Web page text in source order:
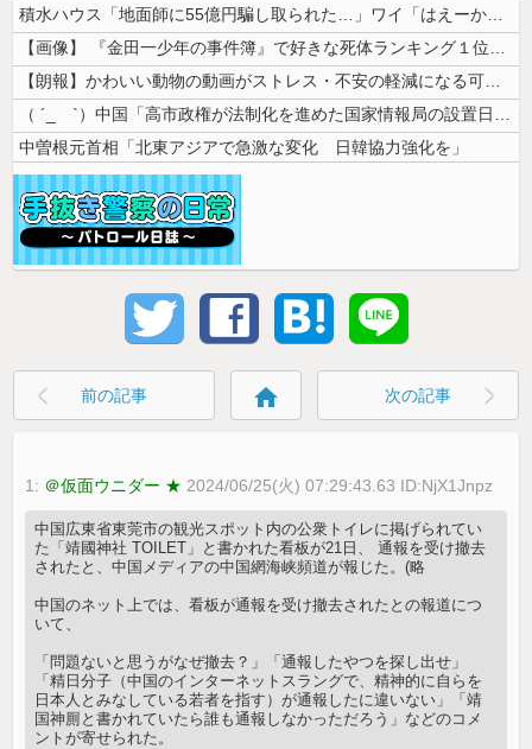
積水ハウス「地面師に55億円騙し取られた…」ワイ「はえーかわいそう…会...
【画像】 『金田一少年の事件簿』で好きな死体ランキング１位がこちら！
【朗報】かわいい動物の動画がストレス・不安の軽減になる可能性。英大学の...
（ ´_ゝ`）中国「高市政権が法制化を進めた国家情報局の設置日が7月3...
中曽根元首相「北東アジアで急激な変化 日韓協力強化を」
前の記事 home 次の記事
1: ＠仮面ウニダー ★ 2024/06/25(火) 07:29:43.63 ID:NjX1Jnpz
中国広東省東莞市の観光スポット内の公衆トイレに掲げられてい
た「靖國神社 TOILET」と書かれた看板が21日、 通報を受け撤去
されたと、中国メディアの中国網海峡頻道が報じた。(略
中国のネット上では、看板が通報を受け撤去されたとの報道につ
いて、
「問題ないと思うがなぜ撤去？」「通報したやつを探し出せ」
「精日分子（中国のインターネットスラングで、精神的に自らを
日本人とみなしている若者を指す）が通報したに違いない」「靖
国神厠と書かれていたら誰も通報しなかっただろう」などのコメ
ントが寄せられた。